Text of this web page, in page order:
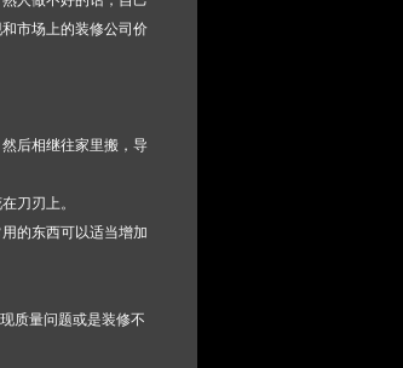
市场上的装修公司价
后相继往家里搬，导
刀刃上。
的东西可以适当增加
质量问题或是装修不